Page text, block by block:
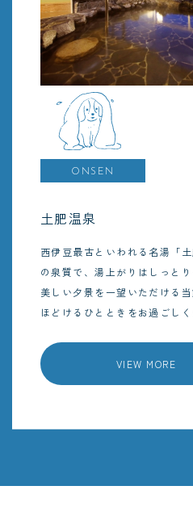
ONSEN
土肥温泉
西伊豆最古といわれる名湯「土
の泉質で、湯上がりはしっとり
美しい夕景を一望いただける
ほどけるひとときをお過ごしく
VIEW MORE